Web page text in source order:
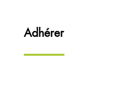
Adhérer